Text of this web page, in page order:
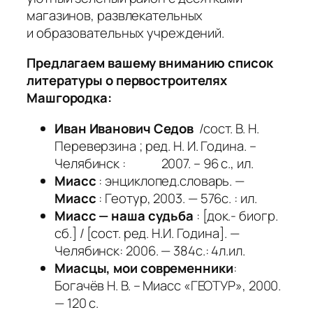
магазинов, развлекательных
и образовательных учреждений.
Предлагаем вашему вниманию список
литературы о первостроителях
Машгородка:
Иван Иванович Седов /сост. В. Н.
Переверзина ; ред. Н. И. Година. –
Челябинск : 2007. – 96 с., ил.
Миасс : энциклопед.словарь. —
Миасс : Геотур, 2003. — 576с. : ил.
Миасс — наша судьба : [док.- биогр.
сб.] / [сост. ред. Н.И. Година]. —
Челябинск: 2006. — 384с.: 4л.ил.
Миасцы, мои современники:
Богачёв Н. В. – Миасс «ГЕОТУР», 2000.
— 120 с.